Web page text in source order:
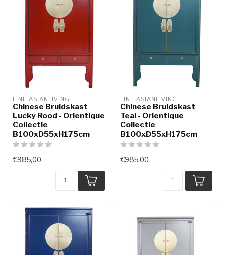
FINE ASIANLIVING
Chinese Bruidskast
Lucky Rood - Orientique
Collectie
B100xD55xH175cm
€985,00
FINE ASIANLIVING
Chinese Bruidskast
Teal - Orientique
Collectie
B100xD55xH175cm
€985,00